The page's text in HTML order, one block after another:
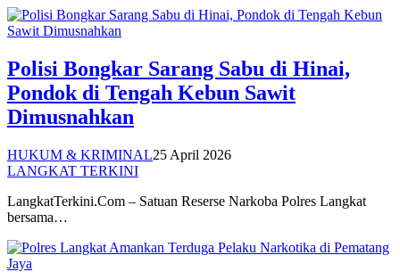
Polisi Bongkar Sarang Sabu di Hinai,
Pondok di Tengah Kebun Sawit
Dimusnahkan
HUKUM & KRIMINAL25 April 2026
LANGKAT TERKINI
LangkatTerkini.Com – Satuan Reserse Narkoba Polres Langkat
bersama…